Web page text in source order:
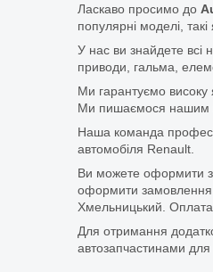
Ласкаво просимо до
популярні моделі,
У нас ви знайдете всі
приводи, гальма,
Ми гарантуємо високу
Ми пишаємося нашим
Наша команда
автомобіля Renault.
Ви можете оформити
оформити замовлення
Хмельницький. Оплата
Для отримання
автозапчастинами